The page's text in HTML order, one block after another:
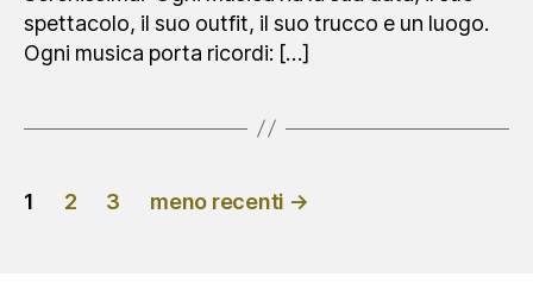
spettacolo, il suo outfit, il suo trucco e un luogo.
Ogni musica porta ricordi: […]
Paginazione
1 2 3 meno recenti →